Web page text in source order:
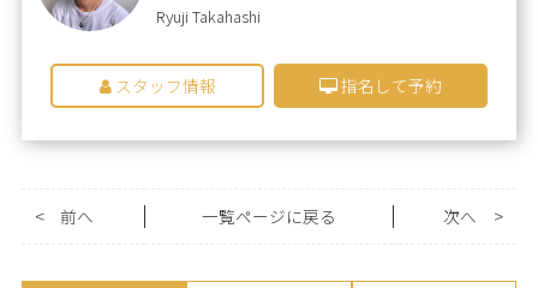
Ryuji Takahashi
スタッフ情報 指名して予約
< 前へ 一覧ページに戻る >
次へ